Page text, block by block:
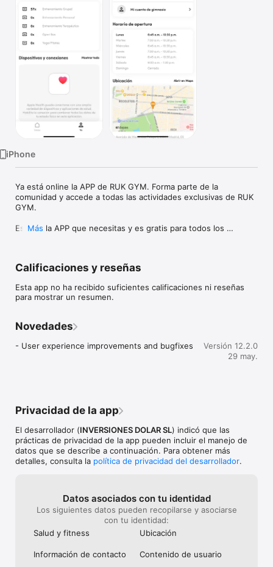
TV
iPhone
Ya está online la APP de RUK GYM. Forma parte de la
comunidad y accede a todas las actividades exclusivas de RUK
GYM.
Esta es la APP que necesitas y es gratis para todos los
cosas más.
Contamos con una gran variedad de clases grupales:
-> Crosstraining
-> Booty Training
-> Boxeo
-> Yoga
-> Pilates
habilita esta conexión, cualquier entrenamiento en la
aplicación de Health se añadirá automáticamente a su
calendario de actividades.
Más
Calificaciones y reseñas
Esta app no ha recibido suficientes calificaciones ni reseñas
para mostrar un resumen.
Novedades
- User experience improvements and bugfixes
Versión 12.2.0
29 may.
Privacidad de la app
El desarrollador (INVERSIONES DOLAR SL) indicó que las
prácticas de privacidad de la app pueden incluir el manejo de
datos que se describe a continuación. Para obtener más
detalles, consulta la política de privacidad del desarrollador.
Datos asociados con tu identidad
Los siguientes datos pueden recopilarse y asociarse
con tu identidad:
Salud y fitness
Ubicación
Información de contacto Contenido de usuario